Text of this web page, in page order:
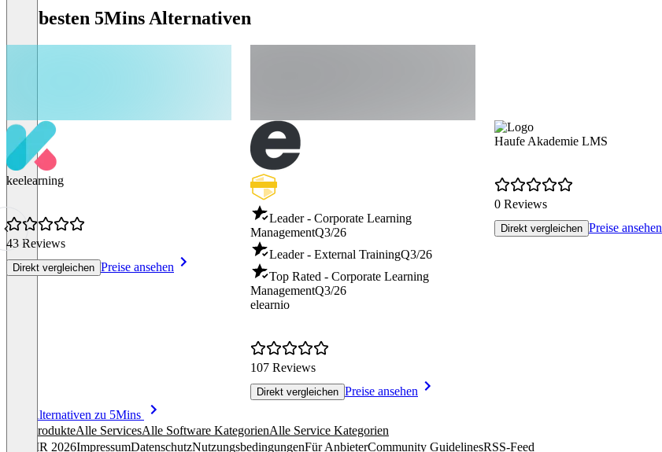
Die besten 5Mins Alternativen
keelearning
43 Reviews
Direkt vergleichen Preise ansehen
Leader - Corporate Learning
ManagementQ3/26
Leader - External TrainingQ3/26
Top Rated - Corporate Learning
ManagementQ3/26
elearnio
107 Reviews
Direkt vergleichen Preise ansehen
Haufe Akademie LMS
0 Reviews
Direkt vergleichen Preise ansehen
Alle Alternativen zu 5Mins
Alle ProdukteAlle ServicesAlle Software KategorienAlle Service Kategorien
© OMR 2026ImpressumDatenschutzNutzungsbedingungenFür AnbieterCommunity GuidelinesRSS-Feed